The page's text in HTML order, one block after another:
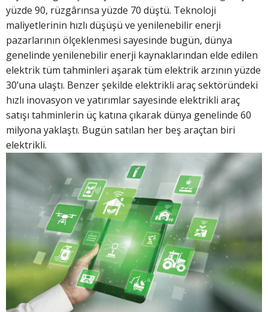
yüzde 90, rüzgârınsa yüzde 70 düştü. Teknoloji
maliyetlerinin hızlı düşüşü ve yenilenebilir enerji
pazarlarının ölçeklenmesi sayesinde bugün, dünya
genelinde yenilenebilir enerji kaynaklarından elde edilen
elektrik tüm tahminleri aşarak tüm elektrik arzının yüzde
30’una ulaştı. Benzer şekilde elektrikli araç sektöründeki
hızlı inovasyon ve yatırımlar sayesinde elektrikli araç
satışı tahminlerin üç katına çıkarak dünya genelinde 60
milyona yaklaştı. Bugün satılan her beş araçtan biri
elektrikli.